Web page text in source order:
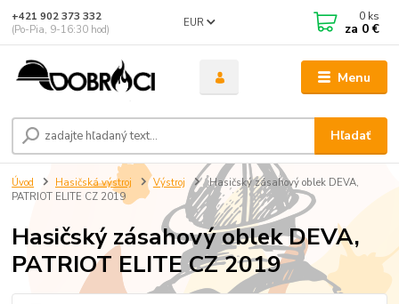
Menu
EUR
Hľadať
+421 902 373 332
(Po-Pia, 9-16:30 hod)
0 ks
za 0 €
Úvod Hasičská výstroj Výstroj
Hasičský zásahový oblek DEVA,
PATRIOT ELITE CZ 2019
Hasičský zásahový oblek DEVA,
PATRIOT ELITE CZ 2019